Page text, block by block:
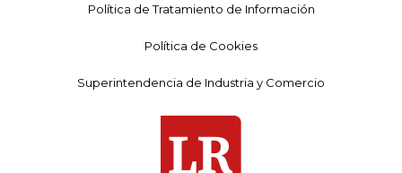
Política de Tratamiento de Información
Política de Cookies
Superintendencia de Industria y Comercio